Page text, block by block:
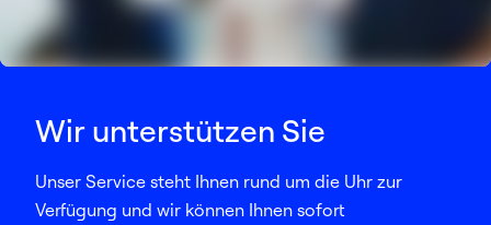
Wir unterstützen Sie
Unser Service steht Ihnen rund um die Uhr zur
Verfügung und wir können Ihnen sofort